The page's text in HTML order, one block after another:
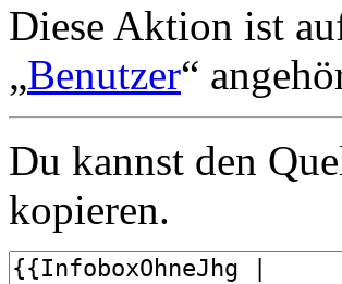
Diese Aktion ist
„Benutzer“
Du kannst den
kopieren.